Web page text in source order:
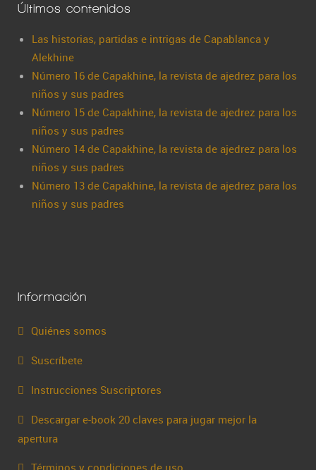
Últimos contenidos
Las historias, partidas e intrigas de Capablanca y
Alekhine
Número 16 de Capakhine, la revista de ajedrez para los
niños y sus padres
Número 15 de Capakhine, la revista de ajedrez para los
niños y sus padres
Número 14 de Capakhine, la revista de ajedrez para los
niños y sus padres
Número 13 de Capakhine, la revista de ajedrez para los
niños y sus padres
Información
Quiénes somos
Suscríbete
Instrucciones Suscriptores
Descargar e-book 20 claves para jugar mejor la
apertura
Términos y condiciones de uso